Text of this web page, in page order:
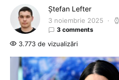
Ștefan Lefter
3 noiembrie 2025
3 comments
3.773 de vizualizări